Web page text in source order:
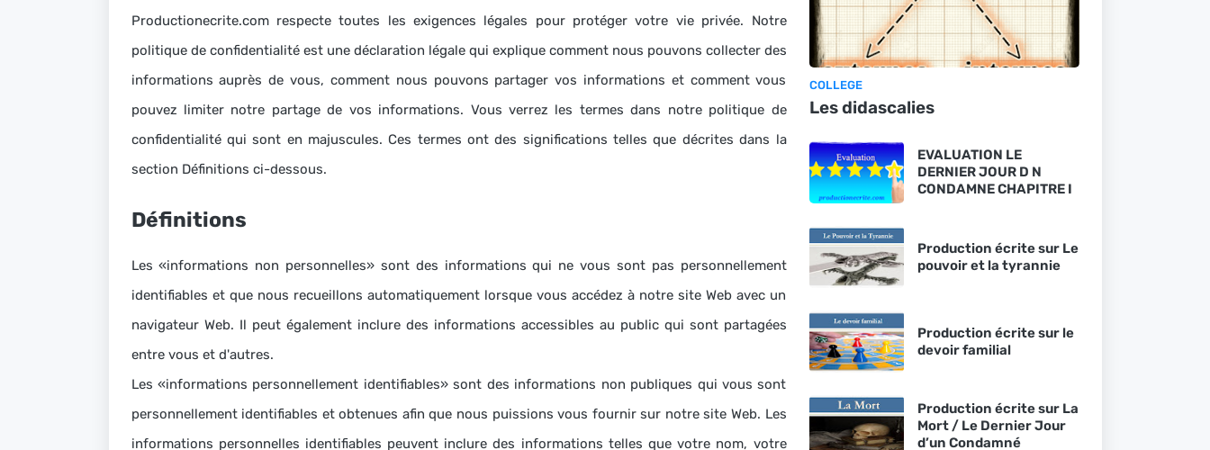
Productionecrite.com respecte toutes les exigences légales pour protéger votre vie privée. Notre
politique de confidentialité est une déclaration légale qui explique comment nous pouvons collecter des
informations auprès de vous, comment nous pouvons partager vos informations et comment vous
pouvez limiter notre partage de vos informations. Vous verrez les termes dans notre politique de
confidentialité qui sont en majuscules. Ces termes ont des significations telles que décrites dans la
section Définitions ci-dessous.
Définitions
Les «informations non personnelles» sont des informations qui ne vous sont pas personnellement
identifiables et que nous recueillons automatiquement lorsque vous accédez à notre site Web avec un
navigateur Web. Il peut également inclure des informations accessibles au public qui sont partagées
entre vous et d'autres.
Les «informations personnellement identifiables» sont des informations non publiques qui vous sont
personnellement identifiables et obtenues afin que nous puissions vous fournir sur notre site Web. Les
informations personnelles identifiables peuvent inclure des informations telles que votre nom, votre
COLLEGE
Les didascalies
EVALUATION LE
DERNIER JOUR D N
CONDAMNE CHAPITRE I
Production écrite sur Le
pouvoir et la tyrannie
Production écrite sur le
devoir familial
Production écrite sur La
Mort / Le Dernier Jour
d’un Condamné